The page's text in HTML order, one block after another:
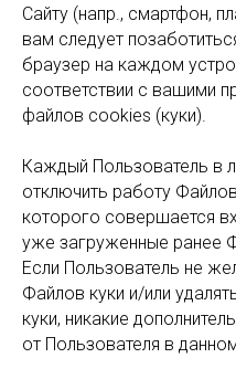
Сайту (напр., смартфон,
вам следует
браузер на каждом
соответствии с вашими
файлов cookies (куки).
Каждый Пользователь в
отключить работу
которого совершается
уже загруженные ранее
Если Пользователь не
Файлов куки и/или
куки, никакие
от Пользователя в